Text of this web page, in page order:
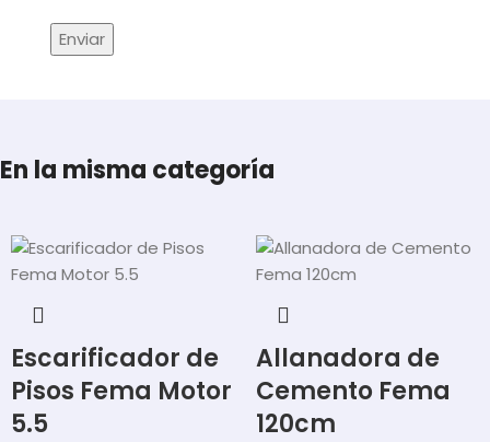
En la misma categoría
Escarificador de
Pisos Fema Motor
5.5
Allanadora de
Cemento Fema
120cm